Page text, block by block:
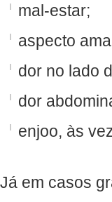
mal-estar;
aspecto
dor no lado
dor
enjoo, às
Já em casos